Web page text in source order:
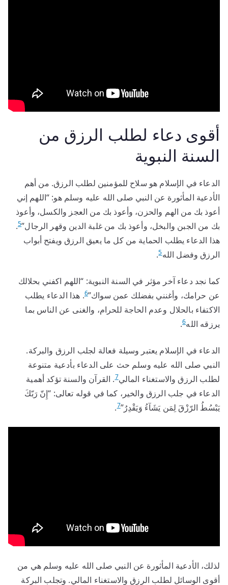
أقوى دعاء لطلب الرزق من
السنة النبوية
الدعاء في الإسلام هو سلاح للمؤمنين لطلب الرزق. من أهم
الأدعية المأثورة عن النبي صلى الله عليه وسلم هو: “اللهم إني
أعوذ بك من الهم والحزن، وأعوذ بك من العجز والكسل، وأعوذ
بك من الجبن والبخل، وأعوذ بك من غلبة الدين وقهر الرجال”5
.
هذا الدعاء يطلب الحماية من كل ما يعيق الرزق ويفتح أبواب
الرزق وفضل الله5
.
كما نجد دعاء آخر مؤثر في السنة النبوية: “اللهم اكفني بحلالك
عن حرامك، وأغنني بفضلك عمن سواك”6. هذا الدعاء يطلب
الاكتفاء بالحلال وعدم الحاجة للحرام، والغنى عن الناس بما
يرزقه الله6
.
الدعاء في الإسلام يعتبر وسيلة فعالة لجلب الرزق والبركة.
النبي صلى الله عليه وسلم حث على الدعاء بأدعية متنوعة
لطلب الرزق والاستغناء المالي7. القرآن والسنة تؤكد أهمية
الدعاء في جلب الرزق والخير، كما في قوله تعالى: “إِنّ رَبّكَ
يَبْسُطُ الرّزْقَ لِمَن يَشَآءُ وَيَقْدِرُ”7
.
لذلك، الأدعية المأثورة عن النبي صلى الله عليه وسلم هي من
أقوى الوسائل لطلب الرزق والاستغناء المالي. وتجلب البركة